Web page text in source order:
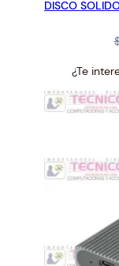
DISCO
¿Te